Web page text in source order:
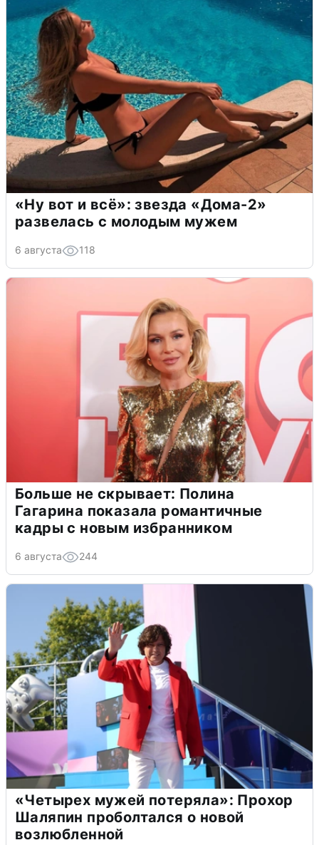
«Ну вот и всё»: звезда «Дома-2»
развелась с молодым мужем
6 августа 118
Больше не скрывает: Полина
Гагарина показала романтичные
кадры с новым избранником
6 августа 244
«Четырех мужей потеряла»: Прохор
Шаляпин проболтался о новой
возлюбленной